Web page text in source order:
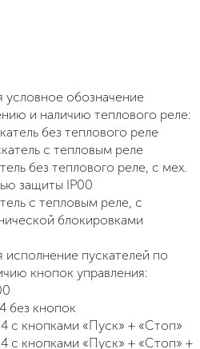
обозначение
и наличию теплового реле:
без теплового реле
с тепловым реле
без теплового реле, с мех.
защиты IP00
с тепловым реле, с
блокировками
пускателей по
кнопок управления:
без кнопок
с кнопками «Пуск» + «Стоп»
с кнопками «Пуск» + «Стоп» +